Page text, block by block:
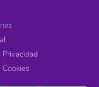
Privacidad
Cookies